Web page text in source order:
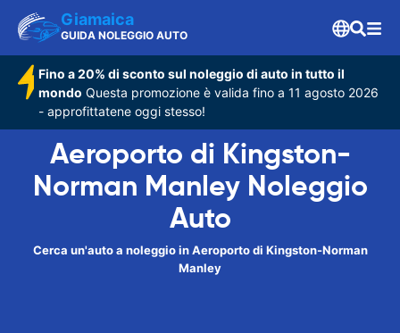
Giamaica
GUIDA NOLEGGIO AUTO
Fino a 20% di sconto sul noleggio di auto in tutto il
mondo Questa promozione è valida fino a 11 agosto 2026
- approfittatene oggi stesso!
Aeroporto di Kingston-
Norman Manley Noleggio
Auto
Cerca un'auto a noleggio in Aeroporto di Kingston-Norman
Manley